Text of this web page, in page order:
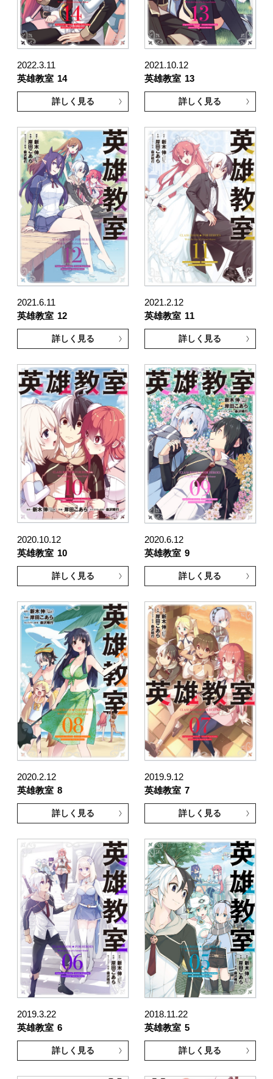
2022.3.11
英雄教室 14
詳しく見る
2021.10.12
英雄教室 13
詳しく見る
2021.6.11
英雄教室 12
詳しく見る
2021.2.12
英雄教室 11
詳しく見る
2020.10.12
英雄教室 10
詳しく見る
2020.6.12
英雄教室 9
詳しく見る
2020.2.12
英雄教室 8
詳しく見る
2019.9.12
英雄教室 7
詳しく見る
2019.3.22
英雄教室 6
詳しく見る
2018.11.22
英雄教室 5
詳しく見る